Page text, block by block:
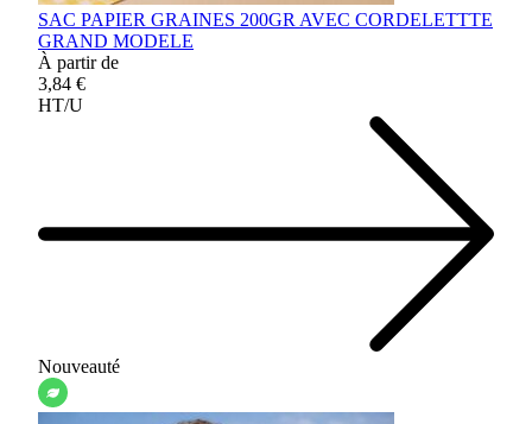
SAC PAPIER GRAINES 200GR AVEC CORDELETTTE
GRAND MODELE
À partir de
3,84 €
HT/U
Nouveauté